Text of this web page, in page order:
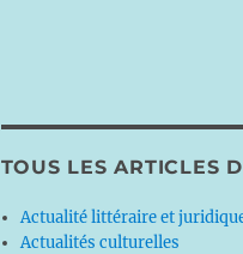
TOUS LES ARTICLES
Actualité littéraire et
Actualités culturelles